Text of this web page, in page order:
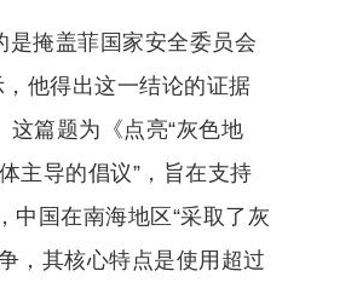
掩盖菲国家安全委员会
他得出这一结论的证据
篇题为《点亮“灰色地
主导的倡议”，旨在支持
中国在南海地区“采取了灰
，其核心特点是使用超过